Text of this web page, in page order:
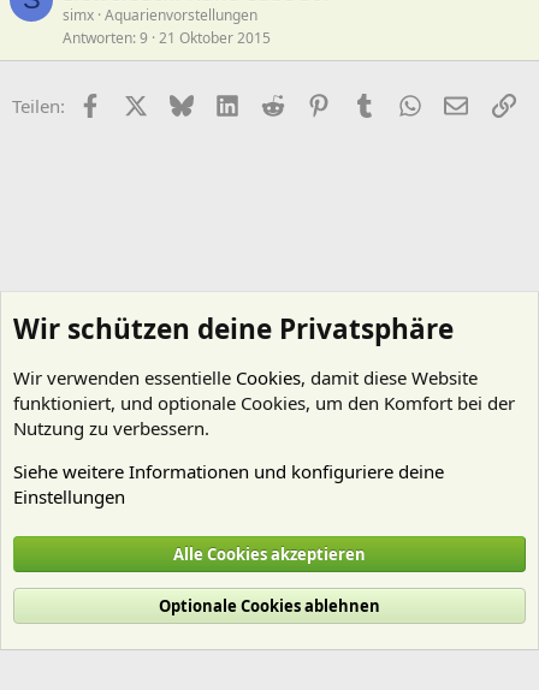
simx Aquarienvorstellungen
Antworten 9 21 Oktober 2015
Teilen: FacebookX (Twitter)
BlueskyLinkedIn
Reddit PinterestTumblr WhatsApp
E-Mail
Cookies
Deutsch (Du)
Nutzungsbedingungen
Datenschutz Hilfe und Impressum
R
Wir schützen deine Privatsphäre
Wir verwenden essentielle Cookies, damit diese Website
funktioniert, und optionale Cookies, um den Komfort bei der
Nutzung zu verbessern.
Siehe weitere Informationen und konfiguriere deine
Einstellungen
Alle Cookies akzeptieren
Optionale Cookies ablehnen